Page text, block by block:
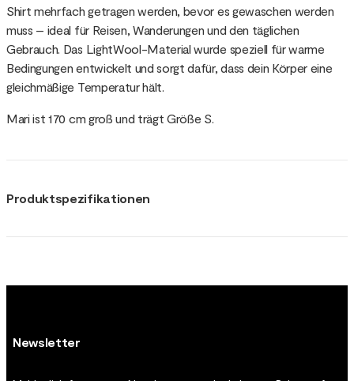
Shirt mehrfach getragen werden, bevor es gewaschen werden
muss – ideal für Reisen, Wanderungen und den täglichen
Gebrauch. Das LightWool-Material wurde speziell für warme
Bedingungen entwickelt und sorgt dafür, dass dein Körper eine
gleichmäßige Temperatur hält.
Mari ist 170 cm groß und trägt Größe S.
Produktspezifikationen
Newsletter